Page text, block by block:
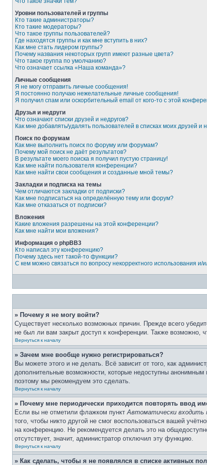
Уровни пользователей и группы
Кто такие администраторы?
Кто такие модераторы?
Что такое группы пользователей?
Где находятся группы и как мне вступить в них?
Как мне стать лидером группы?
Почему названия некоторых групп имеют разные цвета?
Что такое группа по умолчанию?
Что означает ссылка «Наша команда»?
Личные сообщения
Я не могу отправить личные сообщения!
Я постоянно получаю нежелательные личные сообщения!
Я получил спам или оскорбительный email от кого-то с этой
Друзья и недруги
Что означают списки друзей и недругов?
Как мне добавлять/удалять пользователей в списках моих друзей и
Поиск по форумам
Как мне выполнить поиск по форуму или форумам?
Почему мой поиск не даёт результатов?
В результате моего поиска я получил пустую страницу!
Как мне найти пользователя конференции?
Как мне найти свои сообщения и созданные мной темы?
Закладки и подписка на темы
Чем отличаются закладки от подписки?
Как мне подписаться на определённую тему или форум?
Как мне отказаться от подписки?
Вложения
Какие вложения разрешены на этой конференции?
Как мне найти мои вложения?
Информация о phpBB3
Кто написал эту конференцию?
Почему здесь нет такой-то функции?
С кем можно связаться по вопросу некорректного использования
» Почему я не могу войти?
Существует несколько возможных причин. Прежде всего
не был ли вам закрыт доступ к конференции. Также возможно,
Вернуться к началу
» Зачем мне вообще нужно регистрироваться?
Вы можете этого и не делать. Всё зависит от того, как
дополнительные возможности, которые недоступны анонимным
поэтому мы рекомендуем это сделать.
Вернуться к началу
» Почему мне периодически приходится повторять ввод
Если вы не отметили флажком пунктАвтоматически входить
того, чтобы никто другой не смог воспользоваться вашей
на конференцию. Не рекомендуется делать это на
отсутствует, значит, администратор отключил эту функцию.
Вернуться к началу
» Как сделать, чтобы я не появлялся в списке активных